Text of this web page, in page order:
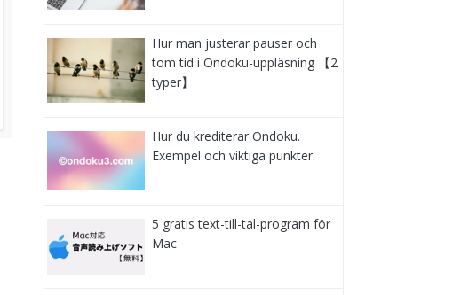
Hur man justerar pauser och
tom tid i Ondoku-uppläsning 【2
typer】
Hur du krediterar Ondoku.
Exempel och viktiga punkter.
5 gratis text-till-tal-program för
Mac